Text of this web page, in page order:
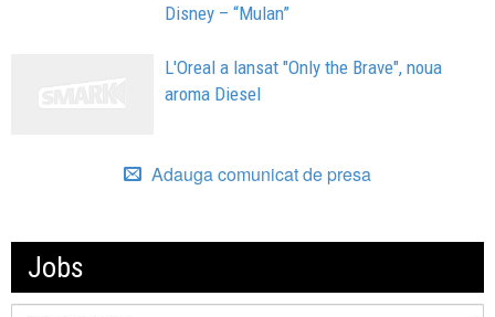
Disney – “Mulan”
L'Oreal a lansat "Only the Brave", noua
aroma Diesel
Adauga comunicat de presa
Jobs